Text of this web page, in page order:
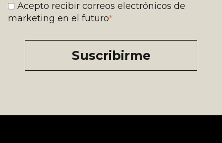
Acepto recibir correos electrónicos de
marketing en el futuro*